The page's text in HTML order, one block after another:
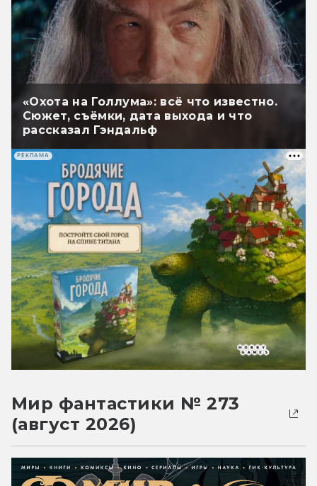
«Охота на Голлума»: всё что известно.
Сюжет, съёмки, дата выхода и что
рассказал Гэндальф
РЕКЛАМА
Мир фантастики № 273
(август 2026)